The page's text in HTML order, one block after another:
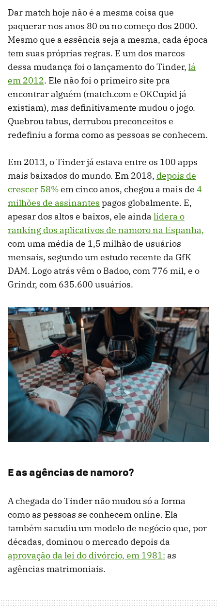
Dar match hoje não é a mesma coisa que
paquerar nos anos 80 ou no começo dos 2000.
Mesmo que a essência seja a mesma, cada época
tem suas próprias regras. E um dos marcos
dessa mudança foi o lançamento do Tinder, lá
em 2012. Ele não foi o primeiro site pra
encontrar alguém (match.com e OKCupid já
existiam), mas definitivamente mudou o jogo.
Quebrou tabus, derrubou preconceitos e
redefiniu a forma como as pessoas se conhecem.
Em 2013, o Tinder já estava entre os 100 apps
mais baixados do mundo. Em 2018, depois de
crescer 58%em cinco anos, chegou a mais de 4
milhões de assinantes pagos globalmente. E,
apesar dos altos e baixos, ele ainda lidera o
ranking dos aplicativos de namoro na Espanha,
com uma média de 1,5 milhão de usuários
mensais, segundo um estudo recente da GfK
DAM. Logo atrás vêm o Badoo, com 776 mil, e o
Grindr, com 635.600 usuários.
E as agências de namoro?
A chegada do Tinder não mudou só a forma
como as pessoas se conhecem online. Ela
também sacudiu um modelo de negócio que, por
décadas, dominou o mercado depois da
aprovação da lei do divórcio, em 1981: as
agências matrimoniais.